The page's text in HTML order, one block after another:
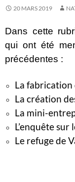
20 MARS 2019
Dans cette
qui ont été
précédentes :
La fabrication
La création
La mini-
L’enquête sur
Le refuge de